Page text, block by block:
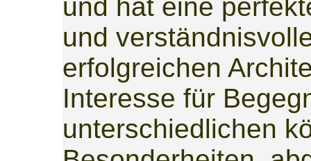
und hat eine
und
erfolgreichen
Interesse für
unterschiedlichen